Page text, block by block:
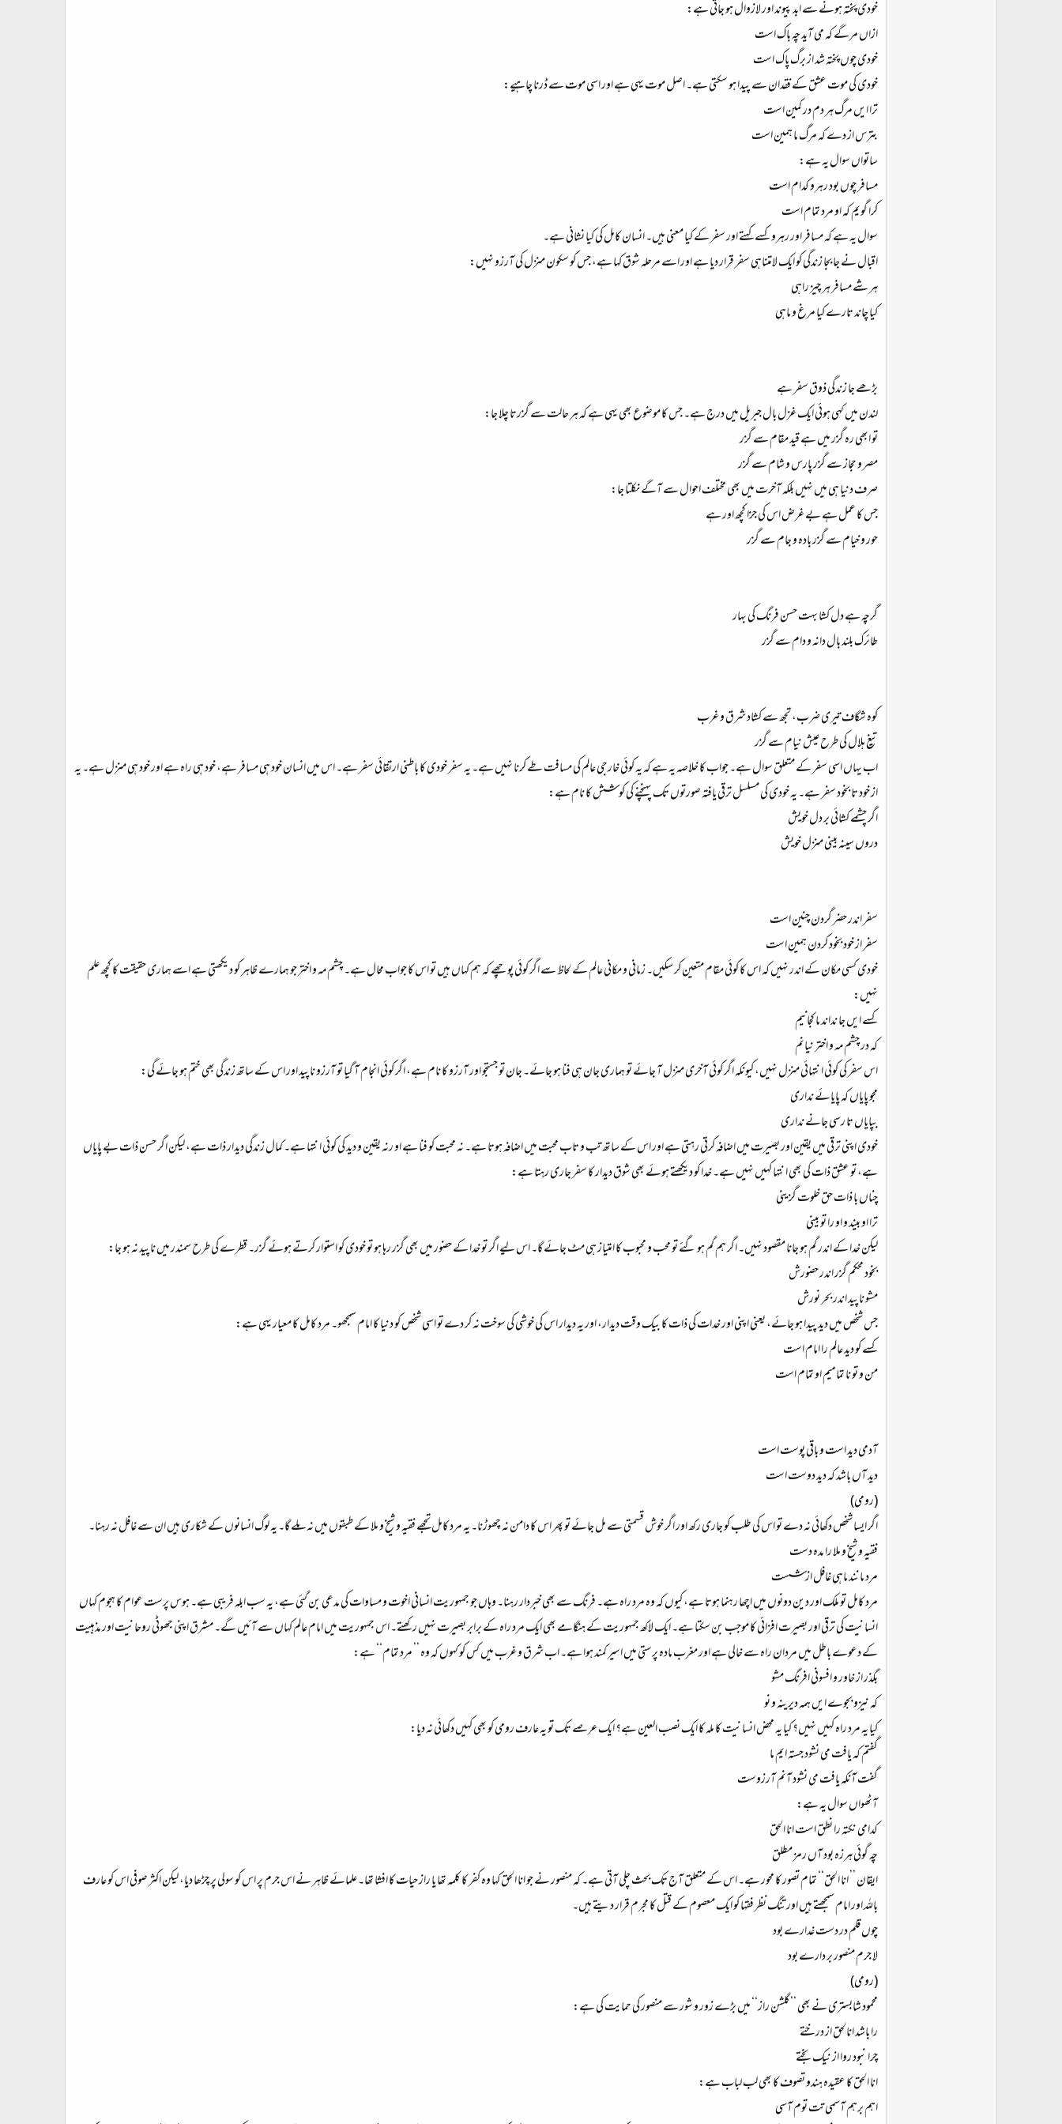
خودی پختہ ہونے سے ابد پیوند اور لازوال ہو جاتی ہے:
ازاں مرگے کہ می آید چہ باک است
خودی چوں پختہ شد از برگ پاک است
خودی کی موت عشق کے فقدان سے پیدا ہو سکتی ہے۔ اصل موت یہی ہے اور اسی موت سے ڈرنا چاہیے:
ترا ایں مرگ ہر دم در کمین است
بترس از دے کہ مرگ ما ہمین است
ساتواں سوال یہ ہے:
مسافر چوں بود رہرو کدام است
کرا گویم کہ او مرد تمام است
سوال یہ ہے کہ مسافر اور رہرو کسے کہتے اور سفر کے کیا معنی ہیں۔ انسان کامل کی کیا نشانی ہے۔
اقبال نے جا بجا زندگی کو ایک لامتناہی سفر قرار دیا ہے اور اسے مرحلہ شوق کہا ہے، جس کو سکون منزل کی آرزو نہیں:
ہر شے مسافر ہر چیز راہی
کیا چاند تارے کیا مرغ و ماہی
بڑھے جا زندگی ذوق سفر ہے
لندن میں کہی ہوئی ایک غزل بال جبریل میں درج ہے۔ جس کا موضوع بھی یہی ہے کہ ہر حالت سے گزرتا چلا جا:
تو ابھی رہ گزر میں ہے قید مقام سے گزر
مصر و حجاز سے گزر پارس و شام سے گزر
صرف دنیا ہی میں نہیں بلکہ آخرت میں بھی مختلف احوال سے آگے نکلتا جا:
جس کا عمل ہے بے غرض اس کی جزا کچھ اور ہے
حور و خیام سے گزر بادہ و جام سے گزر
گرچہ ہے دل کشا بہت حسن فرنگ کی بہار
طائرک بلند بال دانہ و دام سے گزر
کوہ شگاف تیری ضرب، تجھ سے کشاد شرق و غرب
تیغ ہلال کی طرح عیش نیام سے گزر
اب یہاں اسی سفر کے متعلق سوال ہے۔ جواب کا خلاصہ یہ ہے کہ یہ کوئی خارجی عالم کی مسافت طے کرنا نہیں ہے۔ یہ سفر خودی کا باطنی ارتقائی سفر ہے۔ اس میں انسان خود ہی مسافر ہے، خود ہی راہ ہے اور خود ہی منزل ہے۔ یہ
از خود تا بخود سفر ہے۔ یہ خودی کی مسلسل ترقی یافتہ صورتوں تک پہنچنے کی کوشش کا نام ہے:
اگر چشمے کشائی بر دل خویش
دروں سینہ بینی منزل خویش
سفر اندر حضر گردن چنین است
سفر از خود بخود کردن ہمین است
خودی کسی مکان کے اندر نہیں کہ اس کا کوئی مقام متعین کر سکیں۔ زمانی و مکانی عالم کے لحاظ سے اگر کوئی پوچھے کہ ہم کہاں ہیں تو اس کا جواب محال ہے۔ چشم مہ و اختر جو ہمارے ظاہر کو دیکھتی ہے اسے ہماری حقیقت کا کچھ علم
نہیں:
کسے ایں جا نداند ما کجانیم
کہ در چشم مہ و اختر نیانم
اس سفر کی کوئی انتہائی منزل نہیں، کیونکہ اگر کوئی آخری منزل آ جائے تو ہماری جان ہی فنا ہو جائے۔ جان تو جستجو اور آرزو کا نام ہے، اگر کوئی انجام آ گیا تو آرزو ناپید اور اس کے ساتھ زندگی بھی ختم ہو جائے گی:
مجو پایاں کہ پایائے نداری
بپایاں تا رسی جانے نداری
خودی اپنی ترقی میں یقین اور بصیرت میں اضافہ کرتی رہتی ہے اور اس کے ساتھ تب و تاب محبت میں اضافہ ہوتا ہے۔ نہ محبت کو فنا ہے او رنہ یقین و دید کی کوئی انتہا ہے۔ کمال زندگی دیدار ذات ہے، لیکن اگر حسن ذات بے پایاں
ہے، تو عشق ذات کی بھی انتہا کہیں نہیں ہے۔ خدا کو دیکھتے ہوئے بھی شوق دیدار کا سفر جاری رہتا ہے:
چناں با ذات حق خلوت گزینی
ترا او بیند و او را تو بینی
لیکن خدا کے اندر گم ہو جانا مقصود نہیں۔ اگر ہم گم ہو گئے تو محب و محبوب کا امتیاز ہی مٹ جائے گا۔ اس لیے اگر تو خدا کے حضور میں بھی گزر رہا ہو تو خودی کو استوار کرتے ہوئے گزر۔ قطرے کی طرح سمندر میں ناپید نہ ہو جا:
بخود محکم گزر اندر حضورش
مشو ناپید اندر بحر نورش
جس شخص میں دید پیدا ہو جائے، یعنی اپنی اور خدات کی ذات کا بیک وقت دیدار، اور یہ دیدار اس کی خوشی کی سوخت نہ کر دے تو اسی شخص کو دنیا کا امام سمجھو۔ مرد کامل کا معیار یہی ہے:
کسے کو دید عالم را امام است
من و تو نا تمامیم او تمام است
آدمی دید است و باقی پوست است
دید آں باشد کہ دید دوست است
(رومی)
اگر ایسا شخص دکھائی نہ دے تو اس کی طلب کو جاری رکھ اور اگر خوش قسمتی سے مل جائے تو پھر اس کا دامن نہ چھوڑنا۔ یہ مرد کامل تجھے فقیہ و شیخ و ملا کے طبقوں میں نہ ملے گا۔ یہ لوگ انسانوں کے شکاری ہیں ان سے غافل نہ رہنا۔
فقیہ و شیخ و ملا را مدہ دست
مرد مانند ماہی غافل از شست
مرد کامل تو ملک اور دین دونوں میں اچھا رہنما ہوتا ہے، کیوں کہ وہ مرد راہ ہے۔ فرنگ سے بھی خبردار رہنا۔ وہاں جو جمہوریت انسانی اخوت و مساوات کی مدعی بن گئی ہے، یہ سب ابلہ فریبی ہے۔ ہوس پرست عوام کا ہجوم کہاں
انسانیت کی ترقی اور بصیرت افزائی کا موجب بن سکتا ہے۔ ایک لاکھ جمہوریت کے ہنگامے بھی ایک مرد راہ کے برابر بصیرت نہیں رکھتے۔ اس جمہوریت میں امام عالم کہاں سے آئیں گے۔ مشرق اپنی جھوٹی روحانیت اور مذہبیت
کے دعوے باطل میں مردان راہ سے خالی ہے اور مغرب مادہ پرستی میں اسیر کمند ہوا ہے۔ اب شرق و غرب میں کس کو کہوں کہ وہ ’’ مرد تمام‘‘ ہے:
بگذر از خاور و افسونی افرنگ مشو
کہ نیزو بجوے ایں ہمہ دیرینہ و نو
کیا یہ مرد راہ کہیں نہیں؟ کیا یہ محض انسانیت کا ملہ کا ایک نصب العین ہے؟ ایک عرصے تک تو یہ عارف رومی کو بھی کہیں دکھائی نہ دیا:
گفتم کہ یافت می نشود جستہ ایم ما
گفت آنکہ یافت می نشود آنم آرزوست
آٹھواں سوال یہ ہے:
کدامی نکتہ را نطق است انا الحق
چہ گوئی ہرزہ بود آں رمز مطلق
ایقان ’’ انا الحق‘‘ تمام تصور کا محور ہے۔ اس کے متعلق آج تک بحث چلی آتی ہے۔ کہ منصور نے جو انا الحق کہا وہ کفر کا کلمہ تھا یا راز حیات کا افشا تھا۔ علمائے ظاہر نے اس جرم پر اس کو سولی پر چڑھا دیا، لیکن اکثر صوفی اس کو عارف
باللہ اور امام سمجھتے ہیں اور تنگ نظر فقہا کو ایک معصوم کے قتل کا مجرم قرار دیتے ہیں۔
چوں قلم در دست غدارے بود
لا جرم منصور بر دارے بود
(رومی)
محمود شابستری نے بھی ’’ گلشن راز‘‘ میں بڑے زور و شور سے منصور کی حمایت کی ہے:
را باشد انالحق از درختے
چرا نبود روا از نیک بختے
انا الحق کا عقیدہ ہندو تصوف کا بھی لب لباب ہے:
اہم برہم آسمی تت توم آسی